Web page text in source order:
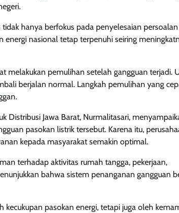
hanya berfokus pada penyelesaian
energi nasional tetap terpenuhi seiring
melakukan pemulihan setelah gangguan terjadi.
berjalan normal. Langkah pemulihan yang
Distribusi Jawa Barat, Nurmalitasari,
pasokan listrik tersebut. Karena itu,
kepada masyarakat semakin optimal.
terhadap aktivitas rumah tangga, pekerjaan,
bahwa sistem penanganan gangguan
pasokan energi, tetapi juga oleh